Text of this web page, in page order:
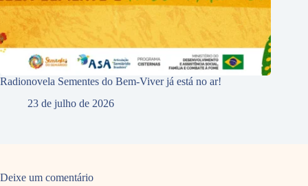
Radionovela Sementes do Bem-Viver já está no ar!
23 de julho de 2026
Deixe um comentário